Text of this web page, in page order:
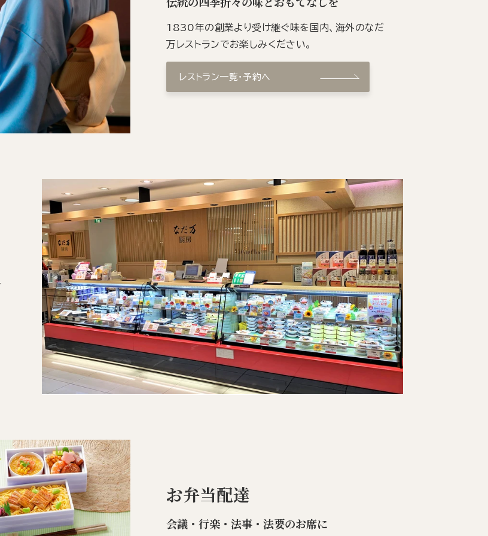
1830年の創業より受け継ぐ味を国内、海外のなだ
万レストランでお楽しみください。
レストラン一覧・予約へ
お弁当配達
会議・行楽・法事・法要のお席に